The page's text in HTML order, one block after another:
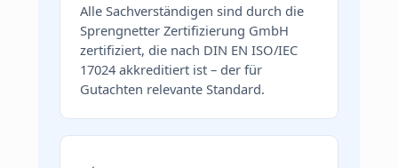
Alle Sachverständigen sind durch die
Sprengnetter Zertifizierung GmbH
zertifiziert, die nach DIN EN ISO/IEC
17024 akkreditiert ist – der für
Gutachten relevante Standard.